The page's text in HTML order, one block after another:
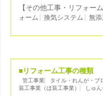
【その他工事・リフォー
ォーム 換気システム 無
■リフォーム工事の種類
管工事業
タイル・れんが・ブ
装工事業（ほ装工事業）
しゅ